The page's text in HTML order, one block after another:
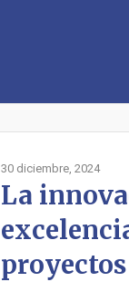
30 diciembre, 2024
La